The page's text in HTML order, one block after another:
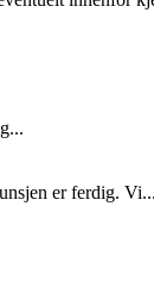
er ferdig. Vi...